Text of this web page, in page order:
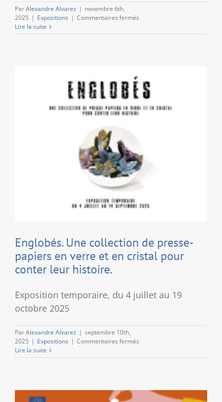
ParAlexandre Alvarez | novembre 6th,
2025 | Expositions | Commentaires fermés
temporaire]
nuit,
et
nous
voilà
Lire la suite
Englobés. Une collection de presse-
papiers en verre et en cristal pour
conter leur histoire.
Exposition temporaire, du 4 juillet au 19
octobre 2025
ParAlexandre Alvarez | septembre 10th,
2025 | Expositions | Commentaires fermés
Une
papiers
Lire la suite